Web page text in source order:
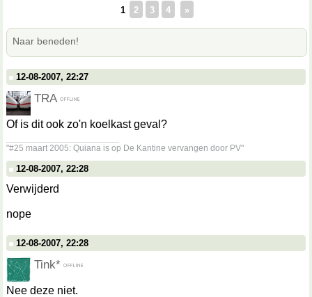
1 2 3 4 »
Naar beneden!
12-08-2007, 22:27
TRA
Of is dit ook zo'n koelkast geval?
"#25 maart 2005: Quiana is op De Kantine vervangen door PV"
12-08-2007, 22:28
Verwijderd
nope
12-08-2007, 22:28
Tink*
Nee deze niet.